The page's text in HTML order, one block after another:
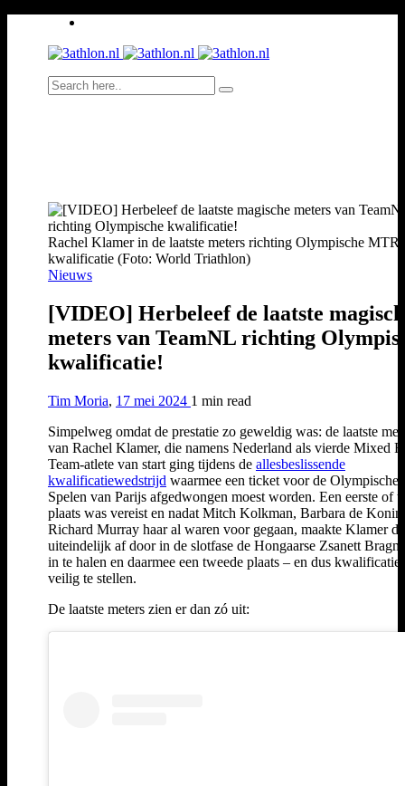
Rachel Klamer in de laatste meters richting Olympische MTR
kwalificatie (Foto: World Triathlon)
Nieuws
[VIDEO] Herbeleef de laatste
meters van TeamNL richting
kwalificatie!
Tim Moria, 17 mei 2024 1 min read
Simpelweg omdat de prestatie zo geweldig was: de laatste
van Rachel Klamer, die namens Nederland als vierde Mixed
Team-atlete van start ging tijdens de allesbeslissende
kwalificatiewedstrijd waarmee een ticket voor de Olympische
Spelen van Parijs afgedwongen moest worden. Een eerste of
plaats was vereist en nadat Mitch Kolkman, Barbara de
Richard Murray haar al waren voor gegaan, maakte Klamer
uiteindelijk af door in de slotfase de Hongaarse Zsanett
in te halen en daarmee een tweede plaats – en dus kwalificatie
veilig te stellen.
De laatste meters zien er dan zó uit: